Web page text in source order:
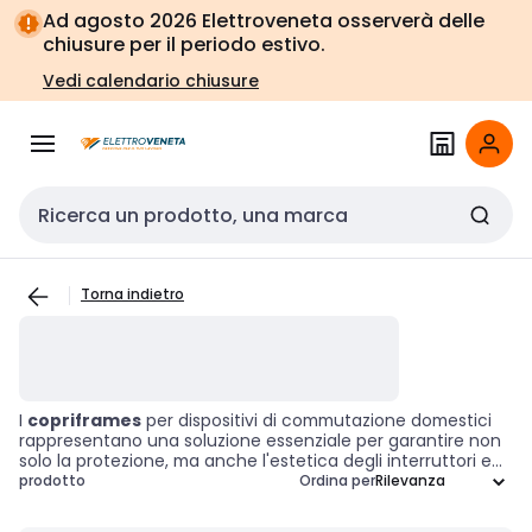
Vai alla
navigazione
Vai
alla
pagina
Ad agosto 2026 Elettroveneta osserverà delle
chiusure per il periodo estivo.
Vedi calendario chiusure
Cerca input
Torna indietro
I copriframes per dispositivi di commutazione domestici
rappresentano una soluzione essenziale per garantire non
solo la protezione, ma anche l'estetica degli interruttori e
delle prese elettriche nelle abitazioni. Questi accessori
prodotto Ordina per